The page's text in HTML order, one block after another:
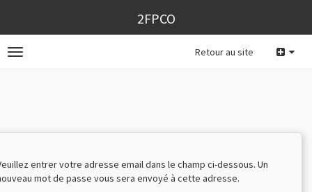
2FPCO
Toggle
Retour au site
entrer votre adresse email dans le champ ci-dessous. Un
mot de passe vous sera envoyé à cette adresse.